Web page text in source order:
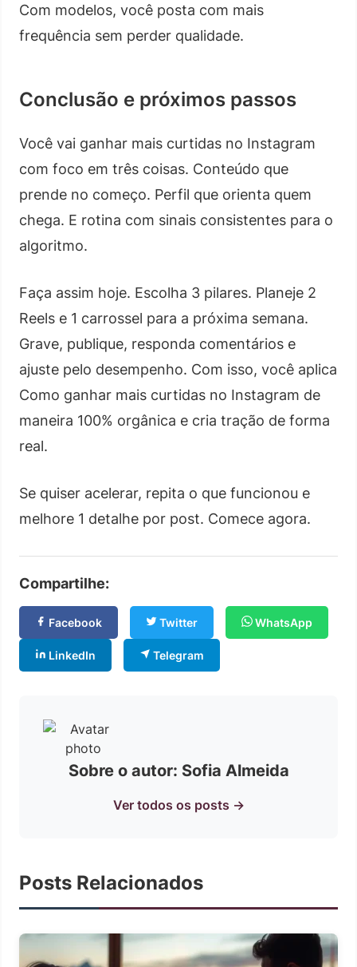
Com modelos, você posta com mais
frequência sem perder qualidade.
Conclusão e próximos passos
Você vai ganhar mais curtidas no Instagram
com foco em três coisas. Conteúdo que
prende no começo. Perfil que orienta quem
chega. E rotina com sinais consistentes para o
algoritmo.
Faça assim hoje. Escolha 3 pilares. Planeje 2
Reels e 1 carrossel para a próxima semana.
Grave, publique, responda comentários e
ajuste pelo desempenho. Com isso, você aplica
Como ganhar mais curtidas no Instagram de
maneira 100% orgânica e cria tração de forma
real.
Se quiser acelerar, repita o que funcionou e
melhore 1 detalhe por post. Comece agora.
Compartilhe:
Facebook Twitter WhatsApp
LinkedIn Telegram
Sobre o autor: Sofia Almeida
Ver todos os posts →
Posts Relacionados